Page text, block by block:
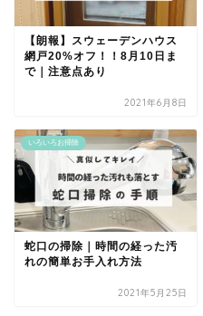
【朗報】スウェーデンハウス
網戸20%オフ！！8月10日ま
で｜注意点あり
2021年6月8日
いろいろお掃除
蛇口の掃除｜時間の経った汚
れの簡単お手入れ方法
2021年5月25日